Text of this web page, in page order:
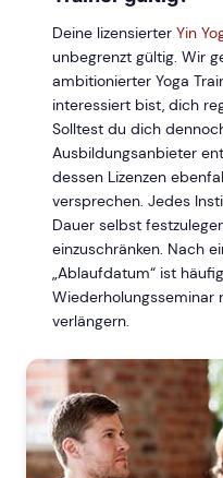
Deine lizensierter Yin
unbegrenzt gültig. Wir
ambitionierter Yoga
interessiert bist, dich
Solltest du dich
Ausbildungsanbieter
dessen Lizenzen
versprechen. Jedes
Dauer selbst
einzuschränken. Nach
„Ablaufdatum“ ist
Wiederholungsseminar
verlängern.